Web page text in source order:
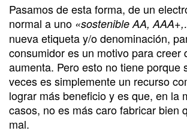
Pasamos de esta forma, de un
normal a uno «sostenible AA,
nueva etiqueta y/o denominación,
consumidor es un motivo para creer
aumenta. Pero esto no tiene porque
veces es simplemente un recurso
lograr más beneficio y es que, en la
casos, no es más caro fabricar bien
mal.